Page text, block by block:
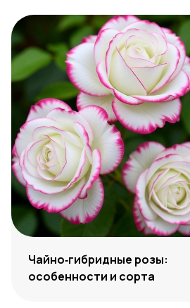
Чайно‑гибридные розы:
особенности и сорта